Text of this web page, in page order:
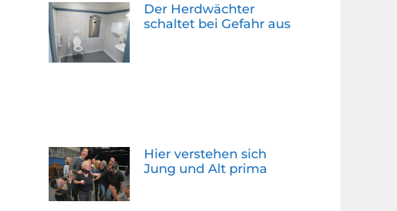
Der Herdwächter
schaltet bei Gefahr aus
Hier verstehen sich
Jung und Alt prima